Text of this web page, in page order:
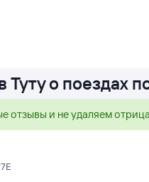
о поездах
отзывы и не удаляем